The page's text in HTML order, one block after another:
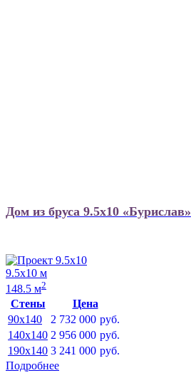
Дом из бруса 9.5х10 «Бурислав»
9.5х10 м
148.5 м2
Стены
Цена
90x140
2 732 000 руб.
140x140 2 956 000 руб.
190x140 3 241 000 руб.
Подробнее